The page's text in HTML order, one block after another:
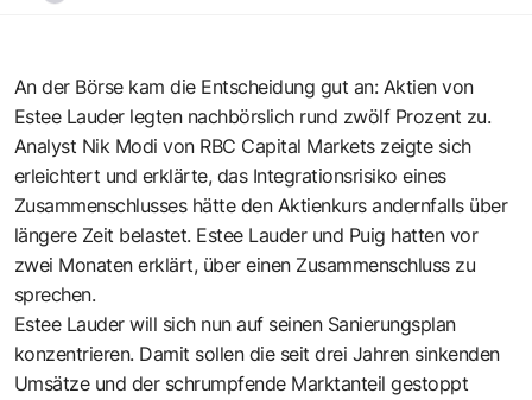
An der Börse kam die Entscheidung gut an: Aktien von
Estee Lauder legten nachbörslich rund zwölf Prozent zu.
Analyst Nik Modi von RBC Capital Markets zeigte sich
erleichtert und erklärte, das Integrationsrisiko eines
Zusammenschlusses hätte den Aktienkurs andernfalls über
längere Zeit belastet. Estee Lauder und Puig hatten vor
zwei Monaten erklärt, über einen Zusammenschluss zu
sprechen.
Estee Lauder will sich nun auf seinen Sanierungsplan
konzentrieren. Damit sollen die seit drei Jahren sinkenden
Umsätze und der schrumpfende Marktanteil gestoppt